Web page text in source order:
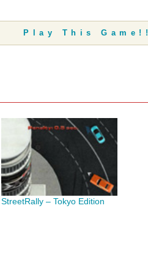
Play This Game!!
StreetRally – Tokyo Edition